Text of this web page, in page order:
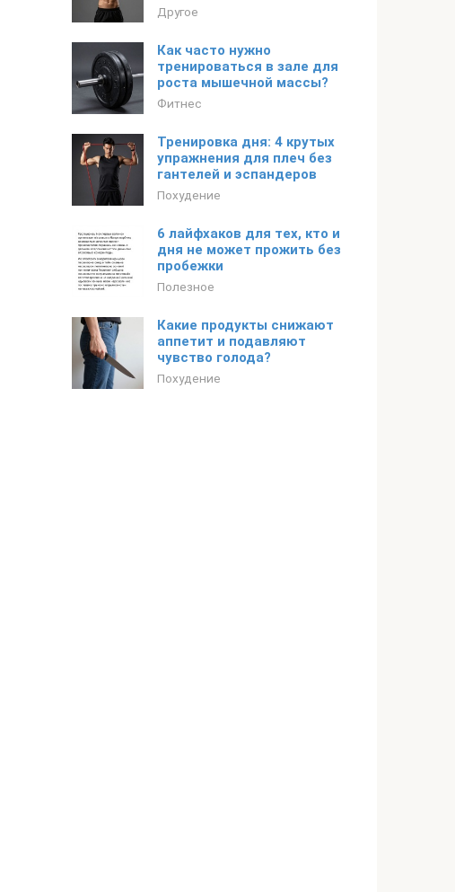
Другое
Как часто нужно
тренироваться в зале для
роста мышечной массы?
Фитнес
Тренировка дня: 4 крутых
упражнения для плеч без
гантелей и эспандеров
Похудение
6 лайфхаков для тех, кто и
дня не может прожить без
пробежки
Полезное
Какие продукты снижают
аппетит и подавляют
чувство голода?
Похудение